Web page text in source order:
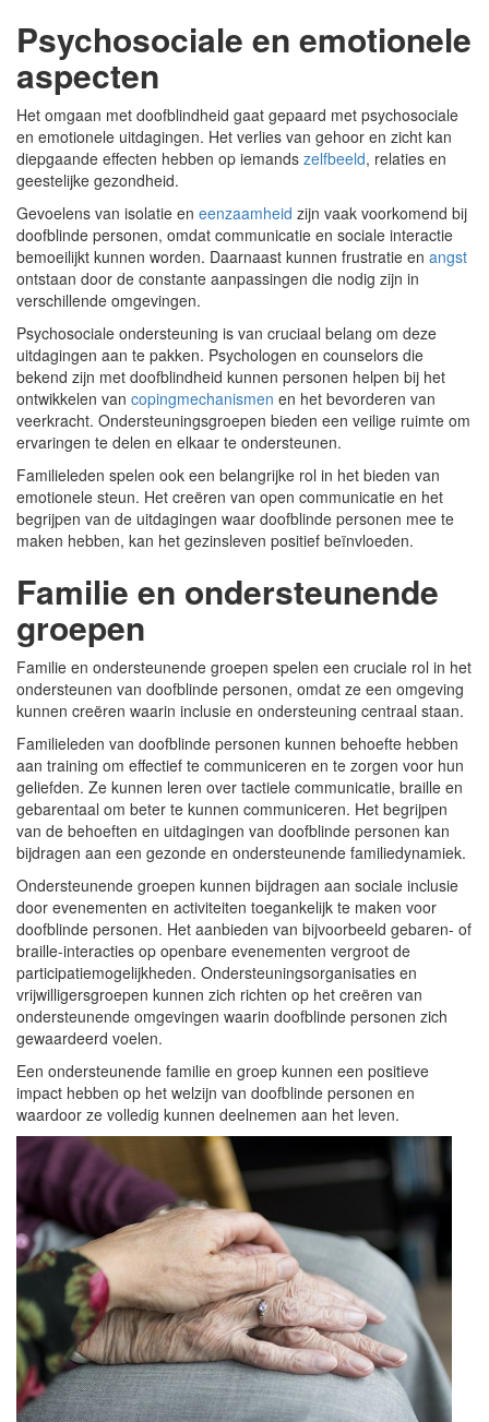
Psychosociale en emotionele
aspecten
Het omgaan met doofblindheid gaat gepaard met psychosociale
en emotionele uitdagingen. Het verlies van gehoor en zicht kan
diepgaande effecten hebben op iemands zelfbeeld, relaties en
geestelijke gezondheid.
Gevoelens van isolatie en eenzaamheid zijn vaak voorkomend bij
doofblinde personen, omdat communicatie en sociale interactie
bemoeilijkt kunnen worden. Daarnaast kunnen frustratie en angst
ontstaan door de constante aanpassingen die nodig zijn in
verschillende omgevingen.
Psychosociale ondersteuning is van cruciaal belang om deze
uitdagingen aan te pakken. Psychologen en counselors die
bekend zijn met doofblindheid kunnen personen helpen bij het
ontwikkelen van copingmechanismen en het bevorderen van
veerkracht. Ondersteuningsgroepen bieden een veilige ruimte om
ervaringen te delen en elkaar te ondersteunen.
Familieleden spelen ook een belangrijke rol in het bieden van
emotionele steun. Het creëren van open communicatie en het
begrijpen van de uitdagingen waar doofblinde personen mee te
maken hebben, kan het gezinsleven positief beïnvloeden.
Familie en ondersteunende
groepen
Familie en ondersteunende groepen spelen een cruciale rol in het
ondersteunen van doofblinde personen, omdat ze een omgeving
kunnen creëren waarin inclusie en ondersteuning centraal staan.
Familieleden van doofblinde personen kunnen behoefte hebben
aan training om effectief te communiceren en te zorgen voor hun
geliefden. Ze kunnen leren over tactiele communicatie, braille en
gebarentaal om beter te kunnen communiceren. Het begrijpen
van de behoeften en uitdagingen van doofblinde personen kan
bijdragen aan een gezonde en ondersteunende familiedynamiek.
Ondersteunende groepen kunnen bijdragen aan sociale inclusie
door evenementen en activiteiten toegankelijk te maken voor
doofblinde personen. Het aanbieden van bijvoorbeeld gebaren- of
braille-interacties op openbare evenementen vergroot de
participatiemogelijkheden. Ondersteuningsorganisaties en
vrijwilligersgroepen kunnen zich richten op het creëren van
ondersteunende omgevingen waarin doofblinde personen zich
gewaardeerd voelen.
Een ondersteunende familie en groep kunnen een positieve
impact hebben op het welzijn van doofblinde personen en
waardoor ze volledig kunnen deelnemen aan het leven.